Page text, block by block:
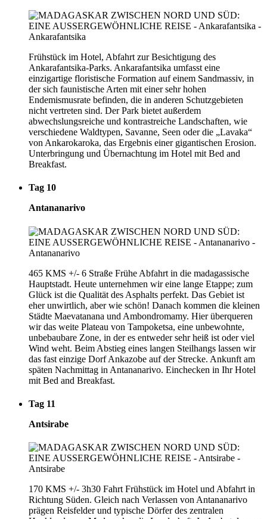
Frühstück im Hotel, Abfahrt zur Besichtigung des
Ankarafantsika-Parks. Ankarafantsika umfasst eine
einzigartige floristische Formation auf einem Sandmassiv, in
der sich faunistische Arten mit einer sehr hohen
Endemismusrate befinden, die in anderen Schutzgebieten
nicht vertreten sind. Der Park bietet außerdem
abwechslungsreiche und kontrastreiche Landschaften, wie
verschiedene Waldtypen, Savanne, Seen oder die „Lavaka“
von Ankarokaroka, das Ergebnis einer gigantischen Erosion.
Unterbringung und Übernachtung im Hotel mit Bed and
Breakfast.
Tag 10
Antananarivo
465 KMS +/- 6 Straße Frühe Abfahrt in die madagassische
Hauptstadt. Heute unternehmen wir eine lange Etappe; zum
Glück ist die Qualität des Asphalts perfekt. Das Gebiet ist
eher unwirtlich, aber wie schön! Danach kommen die kleinen
Städte Maevatanana und Ambondromamy. Hier überqueren
wir das weite Plateau von Tampoketsa, eine unbewohnte,
unbebaubare Zone, in der es entweder sehr heiß ist oder viel
Wind weht. Beim Abstieg eines langen Steilhangs lassen wir
das fast einzige Dorf Ankazobe auf der Strecke. Ankunft am
späten Nachmittag in Antananarivo. Einchecken in Ihr Hotel
mit Bed and Breakfast.
Tag 11
Antsirabe
170 KMS +/- 3h30 Fahrt Frühstück im Hotel und Abfahrt in
Richtung Süden. Gleich nach Verlassen von Antananarivo
prägen Reisfelder und typische Dörfer des zentralen